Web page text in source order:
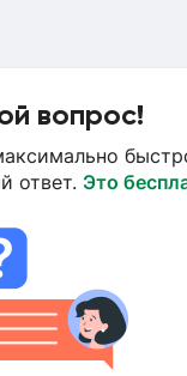
вопрос!
ответ. Это